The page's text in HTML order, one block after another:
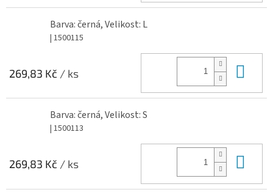
Barva: černá, Velikost: L
| 1500115
269,83 Kč / ks
Barva: černá, Velikost: S
| 1500113
269,83 Kč / ks